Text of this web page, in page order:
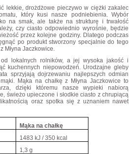
lekkie, drożdżowe pieczywo w ciężki zakalec
który kusi nasze podniebienia. Wybór
na smak, ale także na strukturę i trwałość
czy ciasto odpowiednio wyrośnie, będzie
przez kolejne godziny. Dlatego podczas
po produkt stworzony specjalnie do tego
Młyna Jaczkowice.
lokalnych rolników, a jej wysoka jakość i
kuchennych niepowodzeń. Urodzajne gleby
sprzyjają dojrzewaniu najlepszych odmian
Mąka na chałkę z Młyna Jaczkowice to
dzięki któremu nasze wypieki nabiorą
świeżo upieczone i słodkie ciasto z chrupiącą
oraz spotka się z uznaniem nawet
Mąka na chałkę
1483 kJ / 350 kcal
1,3 g